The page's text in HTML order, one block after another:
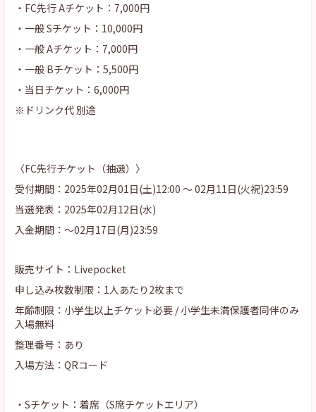
・FC先行 Aチケット：7,000円
・一般 Sチケット：10,000円
・一般 Aチケット：7,000円
・一般 Bチケット：5,500円
・当日チケット：6,000円
※ドリンク代 別途
〈FC先行チケット（抽選）〉
受付期間：2025年02月01日(土)12:00 ～ 02月11日(火祝)23:59
当選発表：2025年02月12日(水)
入金期間：～02月17日(月)23:59
販売サイト：Livepocket
申し込み枚数制限：1人あたり2枚まで
年齢制限：小学生以上チケット必要 / 小学生未満保護者同伴のみ
入場無料
整理番号：あり
入場方法：QRコード
・Sチケット：着席（S席チケットエリア）